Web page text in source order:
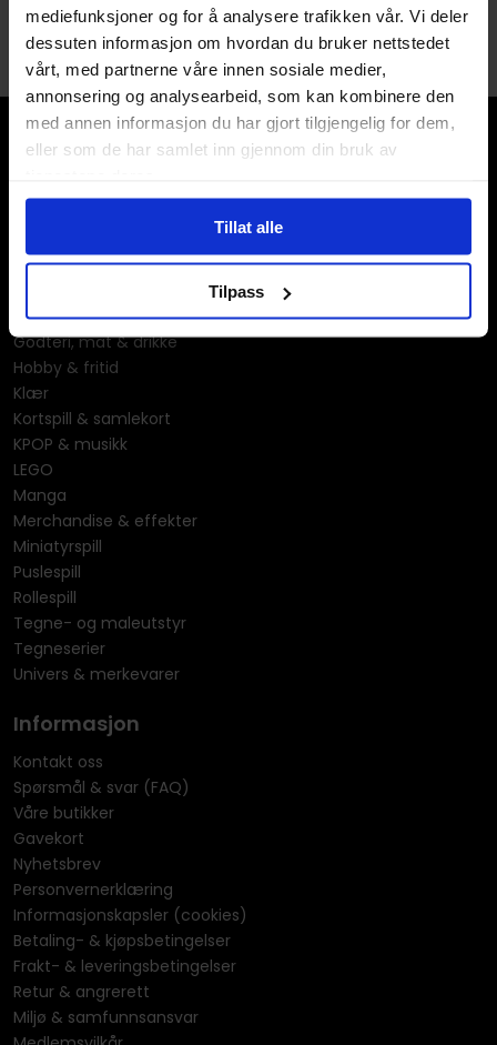
mediefunksjoner og for å analysere trafikken vår. Vi deler
dessuten informasjon om hvordan du bruker nettstedet
vårt, med partnerne våre innen sosiale medier,
annonsering og analysearbeid, som kan kombinere den
med annen informasjon du har gjort tilgjengelig for dem,
eller som de har samlet inn gjennom din bruk av
Tillat alle
Tilpass
Våre kategorier
Bøker
Godteri, mat & drikke
Hobby & fritid
Klær
Kortspill & samlekort
KPOP & musikk
LEGO
Manga
Merchandise & effekter
Miniatyrspill
Puslespill
Rollespill
Tegne- og maleutstyr
Tegneserier
Univers & merkevarer
Informasjon
Kontakt oss
Spørsmål & svar (FAQ)
Våre butikker
Gavekort
Nyhetsbrev
Personvernerklæring
Informasjonskapsler (cookies)
Betaling- & kjøpsbetingelser
Frakt- & leveringsbetingelser
Retur & angrerett
Miljø & samfunnsansvar